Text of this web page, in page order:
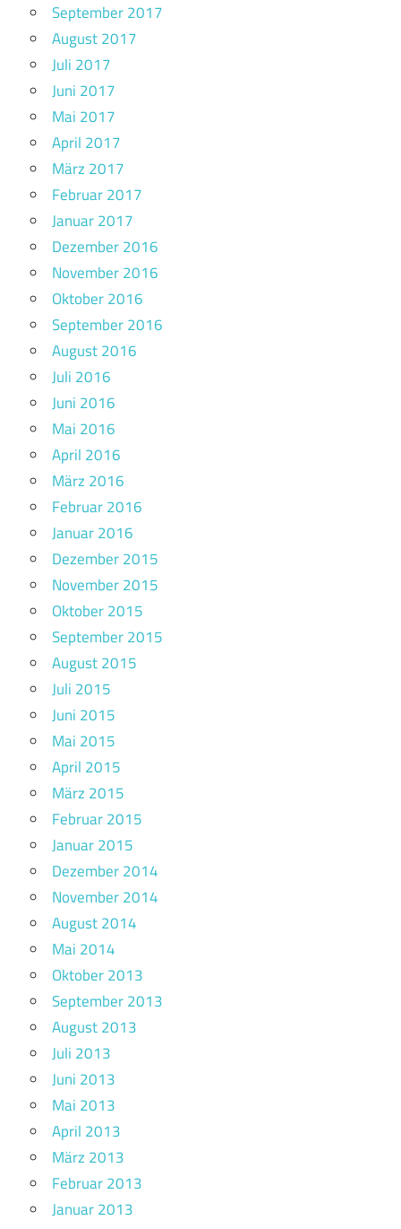
September 2017
August 2017
Juli 2017
Juni 2017
Mai 2017
April 2017
März 2017
Februar 2017
Januar 2017
Dezember 2016
November 2016
Oktober 2016
September 2016
August 2016
Juli 2016
Juni 2016
Mai 2016
April 2016
März 2016
Februar 2016
Januar 2016
Dezember 2015
November 2015
Oktober 2015
September 2015
August 2015
Juli 2015
Juni 2015
Mai 2015
April 2015
März 2015
Februar 2015
Januar 2015
Dezember 2014
November 2014
August 2014
Mai 2014
Oktober 2013
September 2013
August 2013
Juli 2013
Juni 2013
Mai 2013
April 2013
März 2013
Februar 2013
Januar 2013